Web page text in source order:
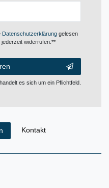
Daten­schutz­erklärunggelesen
widerrufen.**
es sich um ein Pflichtfeld.
Kontakt